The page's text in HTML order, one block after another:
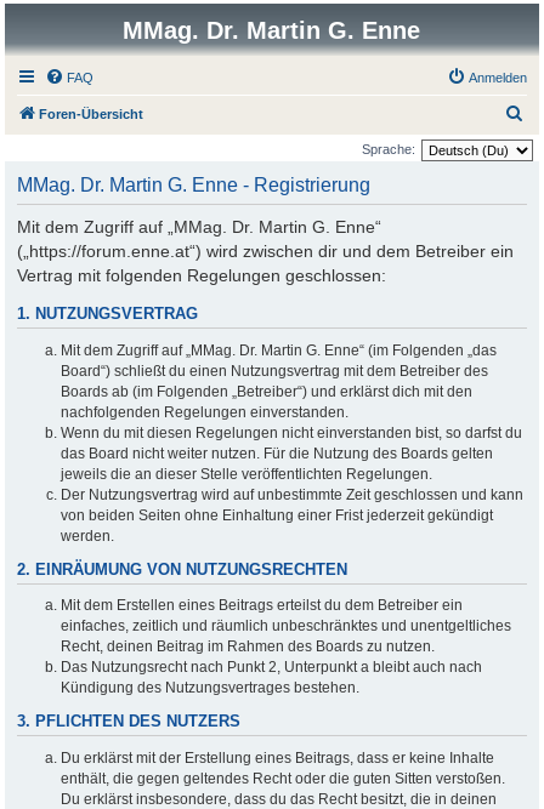
MMag. Dr. Martin G. Enne
FAQ Anmelden
Foren-Übersicht
u
Sprache:
MMag. Dr. Martin G. Enne - Registrierung
Mit dem Zugriff auf „MMag. Dr. Martin G. Enne“
(„https://forum.enne.at“) wird zwischen dir und dem Betreiber ein
Vertrag mit folgenden Regelungen geschlossen:
1. NUTZUNGSVERTRAG
Mit dem Zugriff auf „MMag. Dr. Martin G. Enne“ (im Folgenden „das
Board“) schließt du einen Nutzungsvertrag mit dem Betreiber des
Boards ab (im Folgenden „Betreiber“) und erklärst dich mit den
nachfolgenden Regelungen einverstanden.
Wenn du mit diesen Regelungen nicht einverstanden bist, so darfst du
das Board nicht weiter nutzen. Für die Nutzung des Boards gelten
jeweils die an dieser Stelle veröffentlichten Regelungen.
Der Nutzungsvertrag wird auf unbestimmte Zeit geschlossen und kann
von beiden Seiten ohne Einhaltung einer Frist jederzeit gekündigt
werden.
2. EINRÄUMUNG VON NUTZUNGSRECHTEN
Mit dem Erstellen eines Beitrags erteilst du dem Betreiber ein
einfaches, zeitlich und räumlich unbeschränktes und unentgeltliches
Recht, deinen Beitrag im Rahmen des Boards zu nutzen.
Das Nutzungsrecht nach Punkt 2, Unterpunkt a bleibt auch nach
Kündigung des Nutzungsvertrages bestehen.
3. PFLICHTEN DES NUTZERS
Du erklärst mit der Erstellung eines Beitrags, dass er keine Inhalte
enthält, die gegen geltendes Recht oder die guten Sitten verstoßen.
Du erklärst insbesondere, dass du das Recht besitzt, die in deinen